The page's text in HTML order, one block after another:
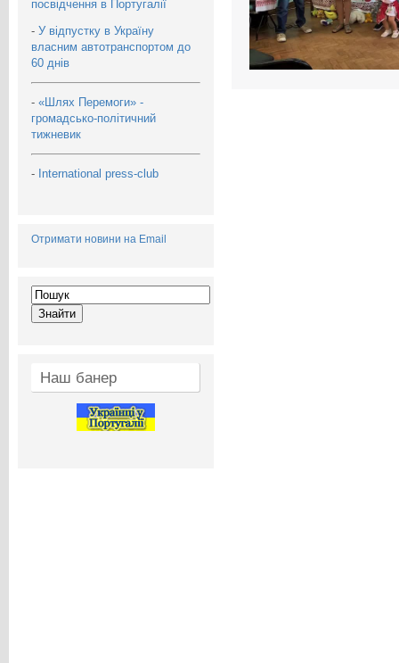
посвідчення в Португалії
- У відпустку в Україну
власним автотранспортом до
60 днів
- «Шлях Перемоги» -
громадсько-політичний
тижневик
- International press-club
Отримати новини на Email
Наш банер